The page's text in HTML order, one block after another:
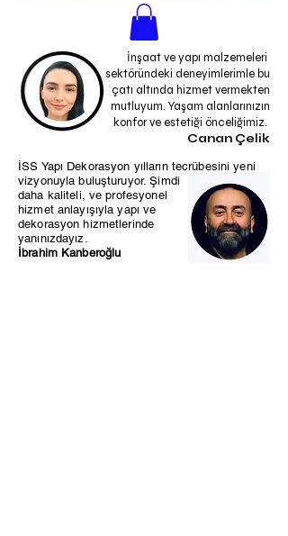
İnşaat ve yapı malzemeleri
sektöründeki deneyimlerimle bu
çatı altında hizmet vermekten
mutluyum. Yaşam alanlarınızın
konfor ve estetiği önceliğimiz.
Canan Çelik
İSS Yapı Dekorasyon yılların tecrübesini yeni
vizyonuyla buluşturuyor. Şimdi
daha kaliteli, ve profesyonel
hizmet anlayışıyla yapı ve
dekorasyon hizmetlerinde
yanınızdayız.
İbrahim Kanberoğlu